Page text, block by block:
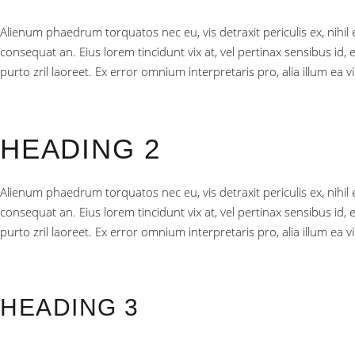
Alienum phaedrum torquatos nec eu, vis detraxit periculis ex,
consequat an. Eius lorem tincidunt vix at, vel pertinax sensibus
purto zril laoreet. Ex error omnium interpretaris pro, alia illum ea
HEADING 2
Alienum phaedrum torquatos nec eu, vis detraxit periculis ex,
consequat an. Eius lorem tincidunt vix at, vel pertinax sensibus
purto zril laoreet. Ex error omnium interpretaris pro, alia illum ea
HEADING 3